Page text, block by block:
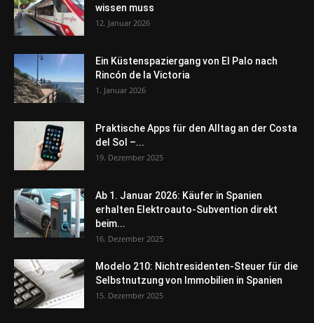
wissen muss
12. Januar 2026
Ein Küstenspaziergang von El Palo nach
Rincón de la Victoria
1. Januar 2026
Praktische Apps für den Alltag an der Costa
del Sol –...
19. Dezember 2025
Ab 1. Januar 2026: Käufer in Spanien
erhalten Elektroauto-Subvention direkt
beim...
16. Dezember 2025
Modelo 210: Nichtresidenten-Steuer für die
Selbstnutzung von Immobilien in Spanien
15. Dezember 2025